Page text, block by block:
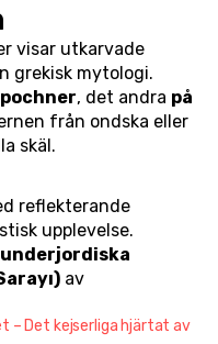
visar utkarvade
grekisk mytologi.
, det andra på
från ondska eller
skäl.
reflekterande
upplevelse.
av
– Det kejserliga hjärtat av